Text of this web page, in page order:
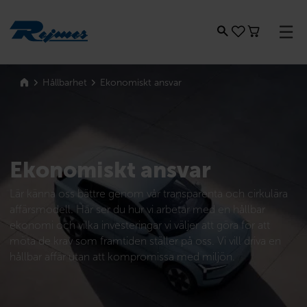
Hållbarhet Ekonomiskt ansvar
Ekonomiskt ansvar
Lär känna oss bättre genom vår transparenta och cirkulära
aﬀärsmodell. Här ser du hur vi arbetar med en hållbar
ekonomi och vilka investeringar vi väljer att göra för att
möta de krav som framtiden ställer på oss. Vi vill driva en
hållbar aﬀär utan att kompromissa med miljön.